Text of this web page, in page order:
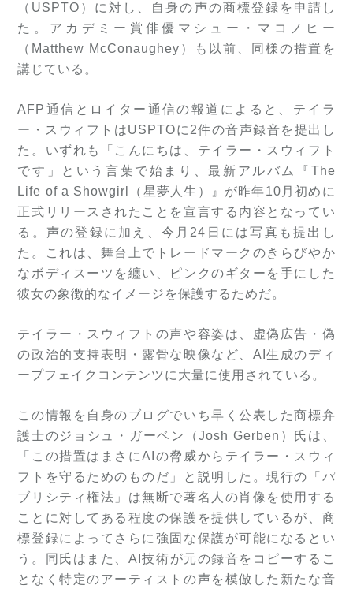
（USPTO）に対し、自身の声の商標登録を申請し
た。アカデミー賞俳優マシュー・マコノヒー
（Matthew McConaughey）も以前、同様の措置を
講じている。
AFP通信とロイター通信の報道によると、テイラ
ー・スウィフトはUSPTOに2件の音声録音を提出し
た。いずれも「こんにちは、テイラー・スウィフト
です」という言葉で始まり、最新アルバム『The
Life of a Showgirl（星夢人生）』が昨年10月初めに
正式リリースされたことを宣言する内容となってい
る。声の登録に加え、今月24日には写真も提出し
た。これは、舞台上でトレードマークのきらびやか
なボディスーツを纏い、ピンクのギターを手にした
彼女の象徴的なイメージを保護するためだ。
テイラー・スウィフトの声や容姿は、虚偽広告・偽
の政治的支持表明・露骨な映像など、AI生成のディ
ープフェイクコンテンツに大量に使用されている。
この情報を自身のブログでいち早く公表した商標弁
護士のジョシュ・ガーベン（Josh Gerben）氏は、
「この措置はまさにAIの脅威からテイラー・スウィ
フトを守るためのものだ」と説明した。現行の「パ
ブリシティ権法」は無断で著名人の肖像を使用する
ことに対してある程度の保護を提供しているが、商
標登録によってさらに強固な保護が可能になるとい
う。同氏はまた、AI技術が元の録音をコピーするこ
となく特定のアーティストの声を模倣した新たな音